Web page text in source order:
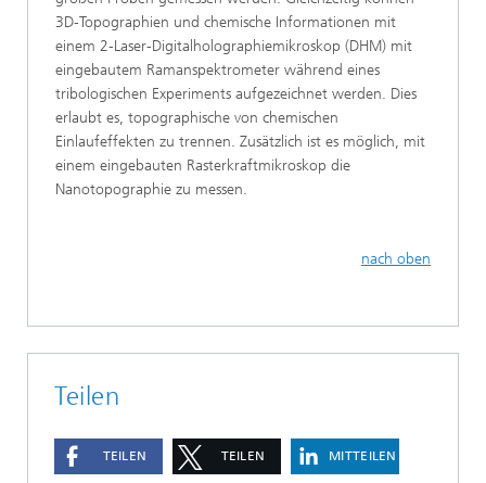
3D-Topographien und chemische Informationen mit
einem 2-Laser-Digitalholographiemikroskop (DHM) mit
eingebautem Ramanspektrometer während eines
tribologischen Experiments aufgezeichnet werden. Dies
erlaubt es, topographische von chemischen
Einlaufeffekten zu trennen. Zusätzlich ist es möglich, mit
einem eingebauten Rasterkraftmikroskop die
Nanotopographie zu messen.
nach oben
Teilen
TEILEN TEILEN MITTEILEN